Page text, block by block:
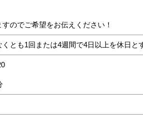
のでご希望をお伝えください！
とも1回または4週間で4日以上を休日と